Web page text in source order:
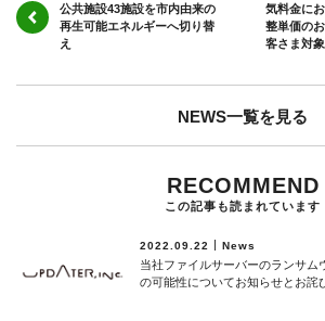
公共施設43施設を市内由来の
再生可能エネルギーへ切り替
え
気料金に
整単価の
客さま対象
NEWS一覧を見る
RECOMMEND
この記事も読まれています
2022.09.22 News
当社ファイルサーバーのランサム
の可能性についてお知らせとお詫び